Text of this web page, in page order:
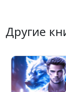
Другие